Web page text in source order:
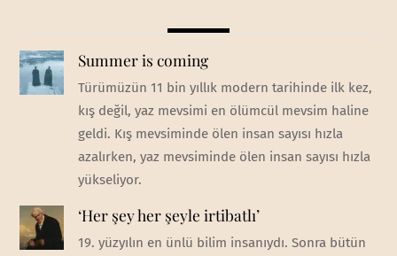
Summer is coming
Türümüzün 11 bin yıllık modern tarihinde ilk kez,
kış değil, yaz mevsimi en ölümcül mevsim haline
geldi. Kış mevsiminde ölen insan sayısı hızla
azalırken, yaz mevsiminde ölen insan sayısı hızla
yükseliyor.
‘Her şey her şeyle irtibatlı’
19. yüzyılın en ünlü bilim insanıydı. Sonra bütün